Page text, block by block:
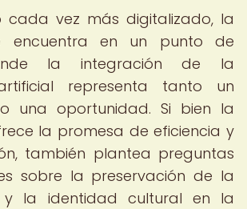
cada vez más digitalizado, la
encuentra en un punto de
la integración de la
representa tanto un
una oportunidad. Si bien la
la promesa de eficiencia y
también plantea preguntas
sobre la preservación de la
y la identidad cultural en la